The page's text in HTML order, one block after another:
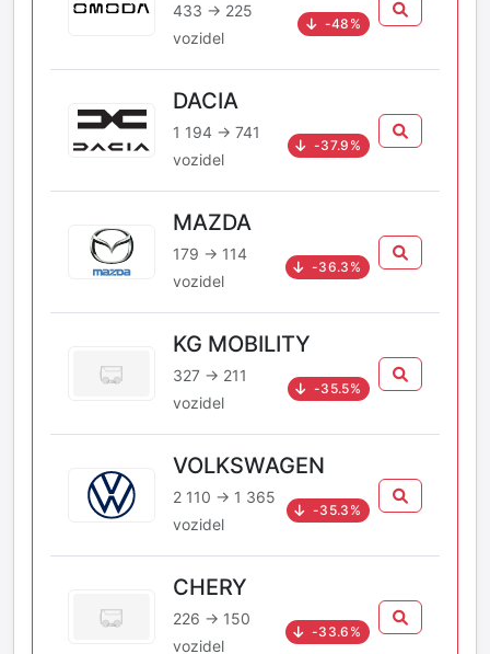
433 → 225
vozidel
-48%
DACIA
1 194 → 741
vozidel
-37.9%
MAZDA
179 → 114
vozidel
-36.3%
KG MOBILITY
327 → 211
vozidel
-35.5%
VOLKSWAGEN
2 110 → 1 365
vozidel
-35.3%
CHERY
226 → 150
vozidel
-33.6%